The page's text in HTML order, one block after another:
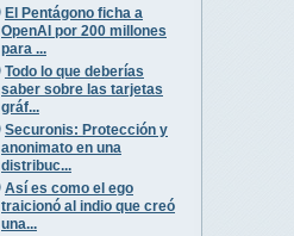
El Pentágono ficha a
OpenAI por 200 millones
para ...
Todo lo que deberías
saber sobre las tarjetas
gráf...
Securonis: Protección y
anonimato en una
distribuc...
Así es como el ego
traicionó al indio que creó
una...